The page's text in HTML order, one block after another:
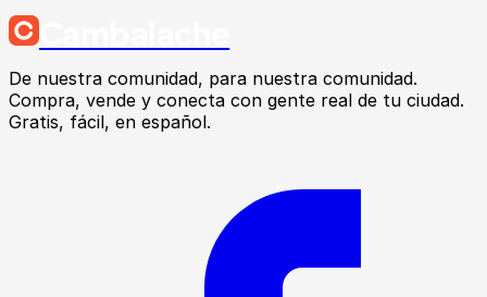
De nuestra comunidad, para nuestra comunidad.
Compra, vende y conecta con gente real de tu ciudad.
Gratis, fácil, en español.